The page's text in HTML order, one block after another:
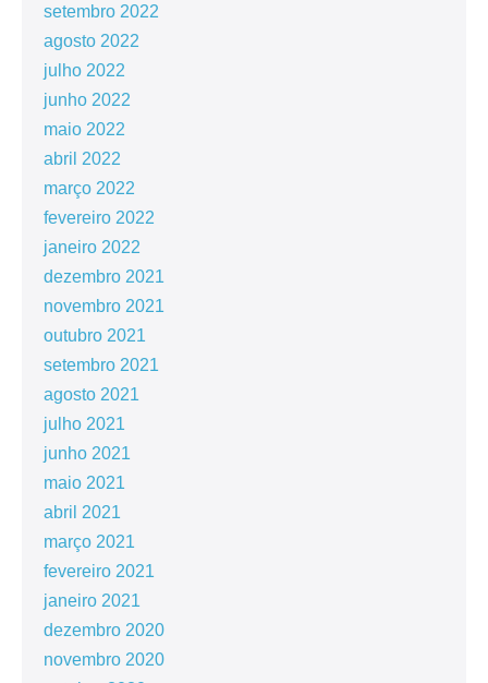
setembro 2022
agosto 2022
julho 2022
junho 2022
maio 2022
abril 2022
março 2022
fevereiro 2022
janeiro 2022
dezembro 2021
novembro 2021
outubro 2021
setembro 2021
agosto 2021
julho 2021
junho 2021
maio 2021
abril 2021
março 2021
fevereiro 2021
janeiro 2021
dezembro 2020
novembro 2020